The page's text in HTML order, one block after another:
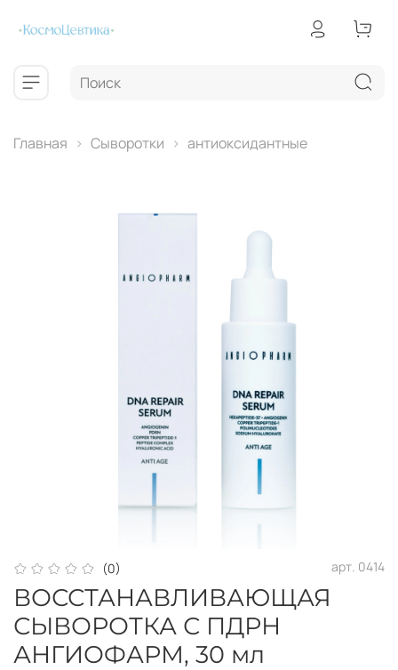
Главная Сыворотки антиоксидантные
(0) арт. 0414
ВОССТАНАВЛИВАЮЩАЯ
СЫВОРОТКА С ПДРН
АНГИОФАРМ, 30 мл